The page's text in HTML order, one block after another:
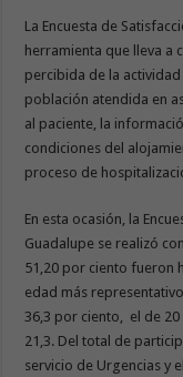
La Encuesta de
herramienta que lleva a
percibida de la
población atendida en
al paciente, la
condiciones del
proceso de
En esta ocasión, la
Guadalupe se realizó
51,20 por ciento fueron
edad más
36,3 por ciento, el de 20
21,3. Del total de
servicio de Urgencias y